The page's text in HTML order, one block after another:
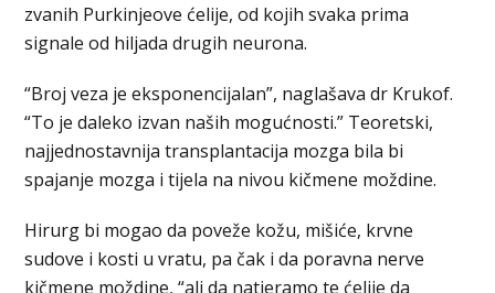
zvanih Purkinjeove ćelije, od kojih svaka prima
signale od hiljada drugih neurona.
“Broj veza je eksponencijalan”, naglašava dr Krukof.
“To je daleko izvan naših mogućnosti.” Teoretski,
najjednostavnija transplantacija mozga bila bi
spajanje mozga i tijela na nivou kičmene moždine.
Hirurg bi mogao da poveže kožu, mišiće, krvne
sudove i kosti u vratu, pa čak i da poravna nerve
kičmene moždine, “ali da natjeramo te ćelije da